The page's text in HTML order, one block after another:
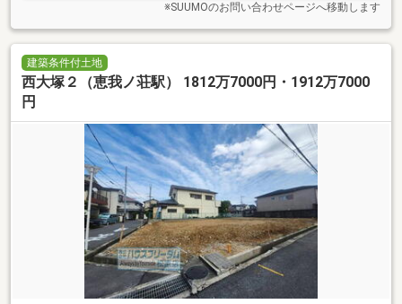
※SUUMOのお問い合わせページへ移動します
建築条件付土地
西大塚２（恵我ノ荘駅） 1812万7000円・1912万7000
円